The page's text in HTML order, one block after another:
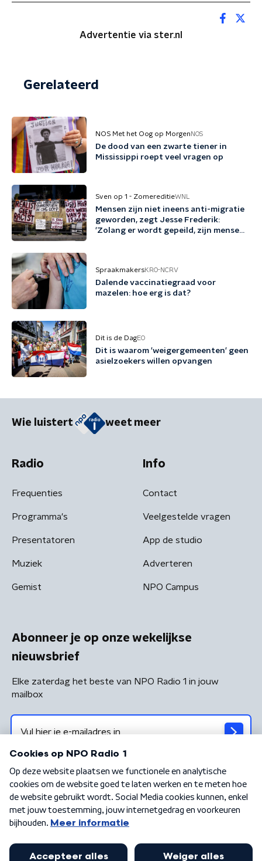
Advertentie via ster.nl
Gerelateerd
NOS Met het Oog op Morgen NOS
De dood van een zwarte tiener in
Mississippi roept veel vragen op
Sven op 1 - ZomereditieWNL
Mensen zijn niet ineens anti-migratie
geworden, zegt Jesse Frederik:
'Zolang er wordt gepeild, zijn mensen
SpraakmakersKRO-NCRV
Dalende vaccinatiegraad voor
mazelen: hoe erg is dat?
Dit is de DagEO
Dit is waarom 'weigergemeenten' geen
asielzoekers willen opvangen
Wie luistert weet meer
Radio
Frequenties
Programma's
Presentatoren
Muziek
Gemist
Info
Contact
Veelgestelde vragen
App de studio
Adverteren
NPO Campus
Abonneer je op onze wekelijkse
nieuwsbrief
Elke zaterdag het beste van NPO Radio 1 in jouw
mailbox
Algemene voorwaarden